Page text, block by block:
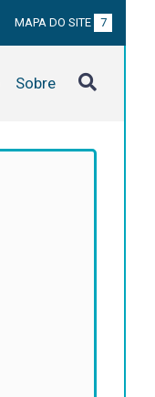
MAPA DO SITE 7
Sobre